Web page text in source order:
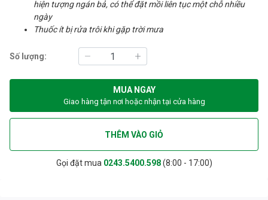
hiện tượng ngán bả, có thể đặt mồi liên tục một chỗ nhiều
ngày
Thuốc ít bị rửa trôi khi gặp trời mưa
Số lượng:
MUA NGAY
Giao hàng tận nơi hoặc nhận tại cửa hàng
THÊM VÀO GIỎ
Gọi đặt mua 0243.5400.598(8:00 - 17:00)